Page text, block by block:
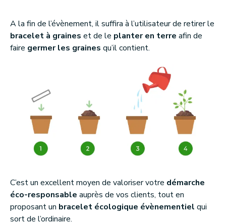
A la fin de l’évènement, il suffira à l’utilisateur de retirer le
bracelet à graines et de le planter en terre afin de
faire germer les graines qu’il contient.
C’est un excellent moyen de valoriser votre démarche
éco-responsable auprès de vos clients, tout en
proposant un bracelet écologique évènementiel qui
sort de l’ordinaire.